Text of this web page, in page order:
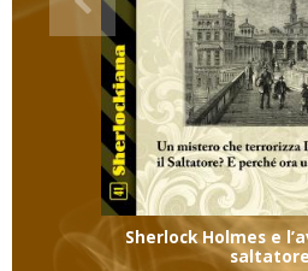
Sherlock Holmes e
saltatore